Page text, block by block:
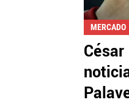
MERCADO